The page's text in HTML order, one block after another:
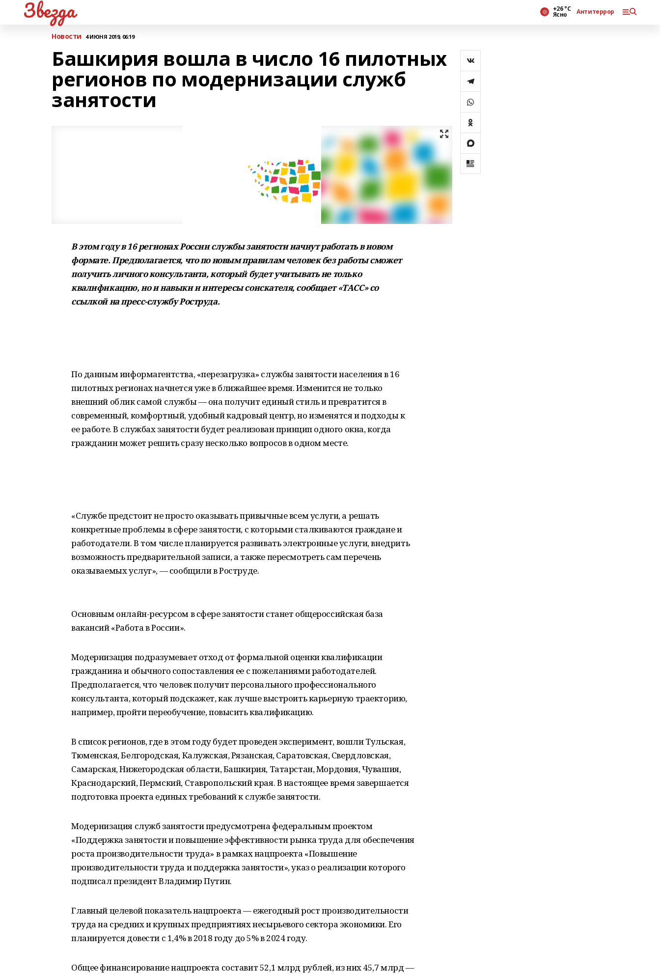
Звезда +26 °С
Ясно Антитеррор
Новости 4 ИЮНЯ 2019, 06:19
Башкирия вошла в число 16 пилотных
регионов по модернизации служб
занятости
В этом году в 16 регионах России службы занятости начнут работать в новом
формате. Предполагается, что по новым правилам человек без работы сможет
получить личного консультанта, который будет учитывать не только
квалификацию, но и навыки и интересы соискателя, сообщает «ТАСС» со
ссылкой на пресс-службу Роструда.
По данным информагентства, «перезагрузка» службы занятости населения в 16
пилотных регионах начнется уже в ближайшее время. Изменится не только
внешний облик самой службы — она получит единый стиль и превратится в
современный, комфортный, удобный кадровый центр, но изменятся и подходы к
ее работе. В службах занятости будет реализован принцип одного окна, когда
гражданин может решить сразу несколько вопросов в одном месте.
«Службе предстоит не просто оказывать привычные всем услуги, а решать
конкретные проблемы в сфере занятости, с которыми сталкиваются граждане и
работодатели. В том числе планируется развивать электронные услуги, внедрить
возможность предварительной записи, а также пересмотреть сам перечень
оказываемых услуг», — сообщили в Роструде.
Основным онлайн-ресурсом в сфере занятости станет общероссийская база
вакансий «Работа в России».
Модернизация подразумевает отход от формальной оценки квалификации
гражданина и обычного сопоставления ее с пожеланиями работодателей.
Предполагается, что человек получит персонального профессионального
консультанта, который подскажет, как лучше выстроить карьерную траекторию,
например, пройти переобучение, повысить квалификацию.
В список регионов, где в этом году будет проведен эксперимент, вошли Тульская,
Тюменская, Белгородская, Калужская, Рязанская, Саратовская, Свердловская,
Самарская, Нижегородская области, Башкирия, Татарстан, Мордовия, Чувашия,
Краснодарский, Пермский, Ставропольский края. В настоящее время завершается
подготовка проекта единых требований к службе занятости.
Модернизация служб занятости предусмотрена федеральным проектом
«Поддержка занятости и повышение эффективности рынка труда для обеспечения
роста производительности труда» в рамках нацпроекта «Повышение
производительности труда и поддержка занятости», указ о реализации которого
подписал президент Владимир Путин.
Главный целевой показатель нацпроекта — ежегодный рост производительности
труда на средних и крупных предприятиях несырьевого сектора экономики. Его
планируется довести c 1,4% в 2018 году до 5% в 2024 году.
Общее финансирование нацпроекта составит 52,1 млрд рублей, из них 45,7 млрд —